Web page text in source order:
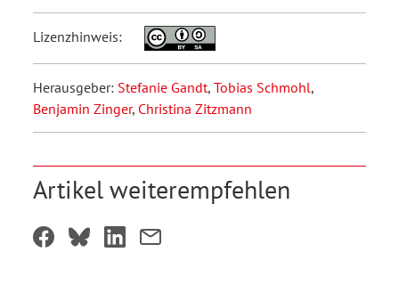
Lizenzhinweis:
Herausgeber: Stefanie Gandt, Tobias Schmohl,
Benjamin Zinger, Christina Zitzmann
Artikel weiterempfehlen